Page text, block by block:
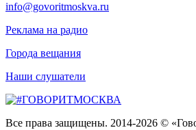
info@govoritmoskva.ru
Реклама на радио
Города вещания
Наши слушатели
Все права защищены. 2014-2026 ©